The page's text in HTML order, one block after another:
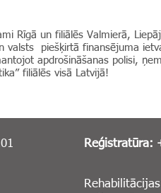
Rīgā un filiālēs Valmierā,
valsts piešķirtā finansējuma
apdrošināšanas polisi,
filiālēs visā Latvijā!
Reģistratūra: